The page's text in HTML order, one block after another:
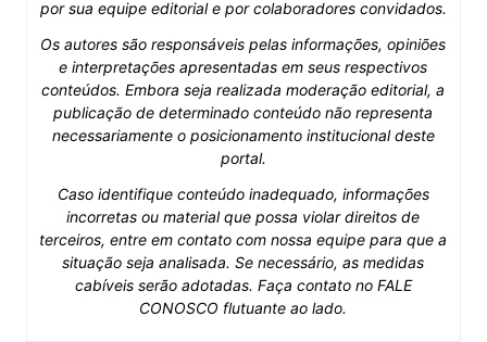
por sua equipe editorial e por colaboradores convidados.
Os autores são responsáveis pelas informações, opiniões
e interpretações apresentadas em seus respectivos
conteúdos. Embora seja realizada moderação editorial, a
publicação de determinado conteúdo não representa
necessariamente o posicionamento institucional deste
portal.
Caso identifique conteúdo inadequado, informações
incorretas ou material que possa violar direitos de
terceiros, entre em contato com nossa equipe para que a
situação seja analisada. Se necessário, as medidas
cabíveis serão adotadas. Faça contato no FALE
CONOSCO flutuante ao lado.